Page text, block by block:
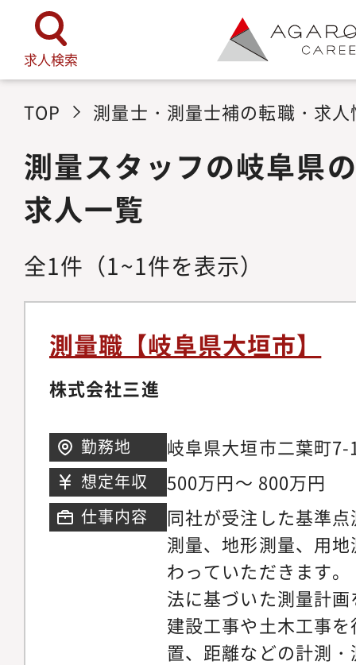
求人検索
TOP 測量士・測量士補の転職・求人
測量スタッフの岐阜県
求人一覧
全1件 （1~1件を表示）
測量職【岐阜県大垣市】
株式会社三進
勤務地 岐阜県大垣市二葉町
想定年収 500万円～ 800万円
仕事内容
同社が受注した基準
測量、地形測量、用
わっていただきます
法に基づいた測量計
建設工事や土木工事
置、距離などの計測